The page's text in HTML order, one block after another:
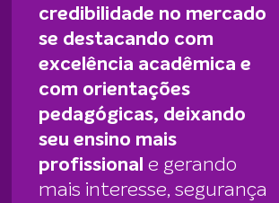
credibilidade no mercado
se destacando com
excelência acadêmica e
com orientações
pedagógicas, deixando
seu ensino mais
profissional e gerando
mais interesse, segurança